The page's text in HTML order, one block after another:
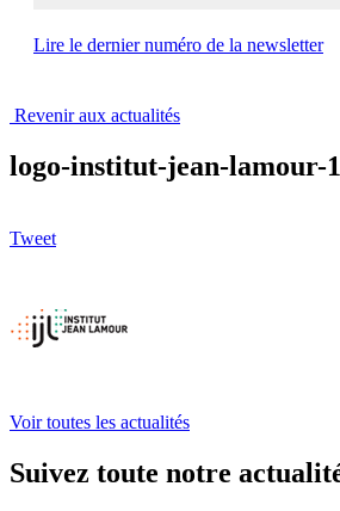
Lire le dernier numéro de la newsletter
Revenir aux actualités
logo-institut-jean-lamour-
Tweet
Voir toutes les actualités
Suivez toute notre